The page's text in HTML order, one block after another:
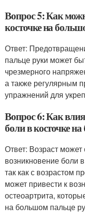
Вопрос 5: Как
косточке на
Ответ:
пальце руки может
чрезмерного
а также регулярным
упражнений для
Вопрос 6: Как
боли в косточке
Ответ: Возраст
возникновение боли
так как с возрастом
может привести к
остеоартрита,
на большом пальце